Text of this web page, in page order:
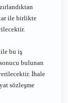
ile birlikte
bu iş
bulunan
İhale
sözleşme